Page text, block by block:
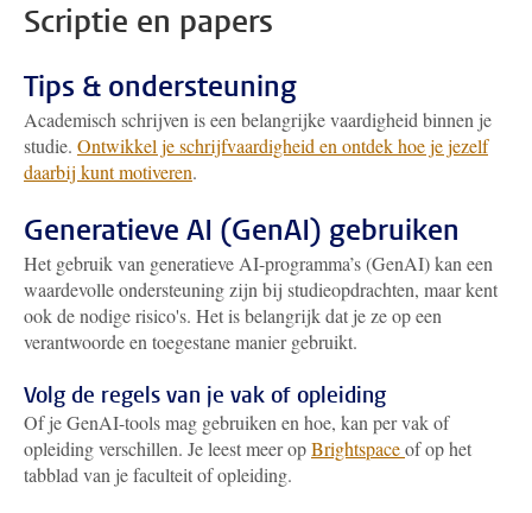
Scriptie en papers
Tips & ondersteuning
Academisch schrijven is een belangrijke vaardigheid binnen je
studie. Ontwikkel je schrijfvaardigheid en ontdek hoe je jezelf
daarbij kunt motiveren.
Generatieve AI (GenAI) gebruiken
Het gebruik van generatieve AI-programma’s (GenAI) kan een
waardevolle ondersteuning zijn bij studieopdrachten, maar kent
ook de nodige risico's. Het is belangrijk dat je ze op een
verantwoorde en toegestane manier gebruikt.
Volg de regels van je vak of opleiding
Of je GenAI-tools mag gebruiken en hoe, kan per vak of
opleiding verschillen. Je leest meer opBrightspaceof op het
tabblad van je faculteit of opleiding.